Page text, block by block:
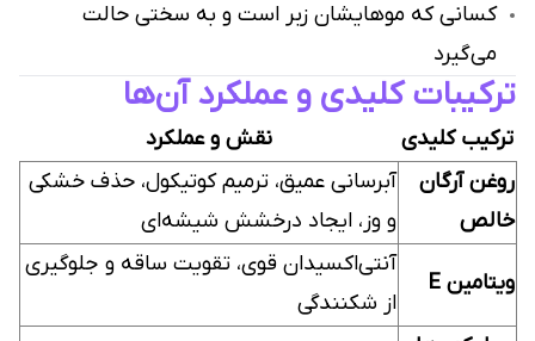
کسانی که موهایشان زبر است و به سختی حالت
می‌گیرد
ترکیبات کلیدی و عملکرد آن‌ها
ترکیب کلیدی
نقش و عملکرد
روغن آرگان
خالص
آبرسانی عمیق، ترمیم کوتیکول، حذف خشکی
و وز، ایجاد درخشش شیشه‌ای
ویتامین E
آنتی‌اکسیدان قوی، تقویت ساقه و جلوگیری
از شکنندگی